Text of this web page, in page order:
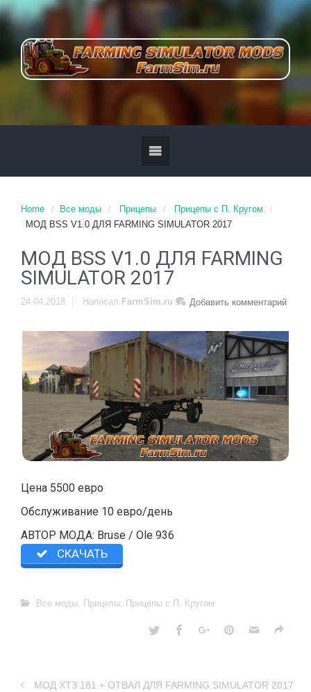
Home Все моды Прицепы
Прицепы с П. Кругом
МОД BSS V1.0 ДЛЯ FARMING SIMULATOR 2017
МОД BSS V1.0 ДЛЯ FARMING
SIMULATOR 2017
24.04.2018 Добавить комментарий
Написал FarmSim.ru
Цена 5500 евро
Обслуживание 10 евро/день
АВТОР МОДА: Bruse / Ole 936
СКАЧАТЬ
Все моды, Прицепы, Прицепы с П. Кругом
МОД ХТЗ 181 + ОТВАЛ ДЛЯ FARMING SIMULATOR 2017